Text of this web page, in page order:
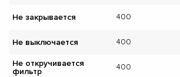
Не закрывается 400
Не выключается 400
Не откручивается
фильтр
400